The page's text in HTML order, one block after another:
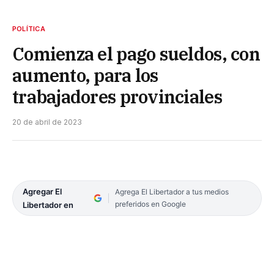
POLÍTICA
Comienza el pago sueldos, con
aumento, para los
trabajadores provinciales
20 de abril de 2023
Agregar El
Libertador en
Agrega El Libertador a tus medios
preferidos en Google